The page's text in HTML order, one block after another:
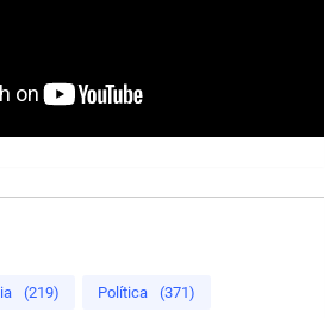
(219) Política (371)